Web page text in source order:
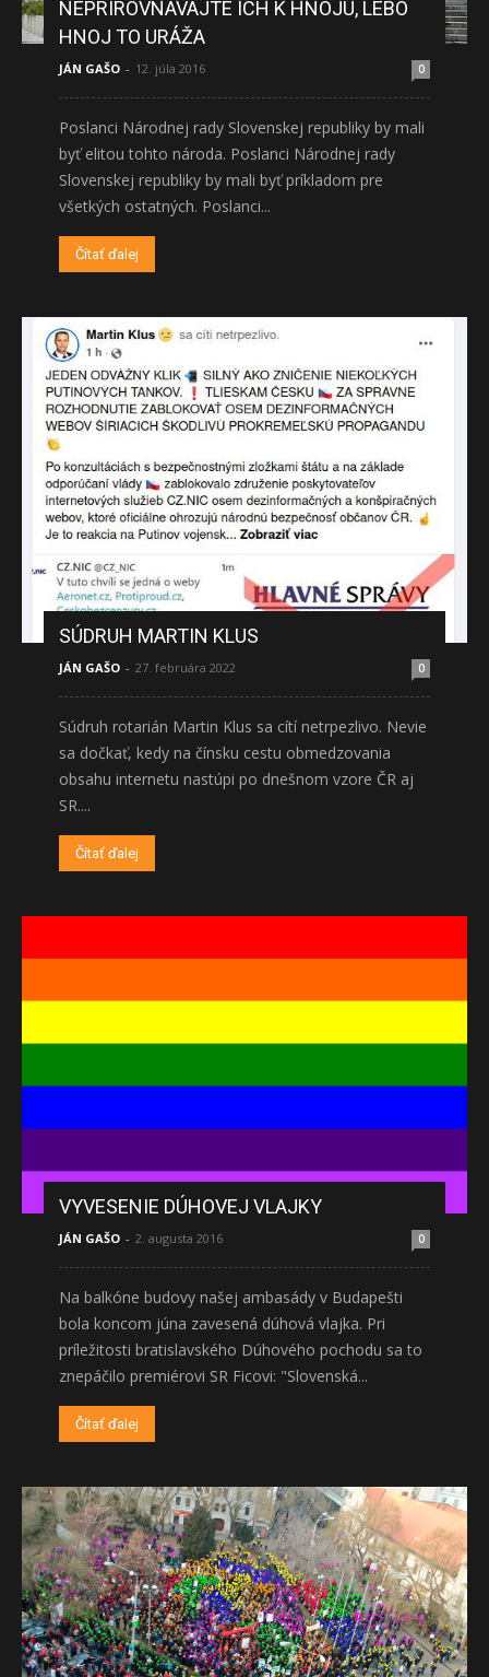
NEPRIROVNÁVAJTE ICH K HNOJU, LEBO
HNOJ TO URÁŽA
JÁN GAŠO - 12. júla 2016 0
Poslanci Národnej rady Slovenskej republiky by mali
byť elitou tohto národa. Poslanci Národnej rady
Slovenskej republiky by mali byť príkladom pre
všetkých ostatných. Poslanci...
Čítať ďalej
SÚDRUH MARTIN KLUS
JÁN GAŠO - 27. februára 2022 0
Súdruh rotarián Martin Klus sa cítí netrpezlivo. Nevie
sa dočkať, kedy na čínsku cestu obmedzovania
obsahu internetu nastúpi po dnešnom vzore ČR aj
SR....
Čítať ďalej
VYVESENIE DÚHOVEJ VLAJKY
JÁN GAŠO - 2. augusta 2016 0
Na balkóne budovy našej ambasády v Budapešti
bola koncom júna zavesená dúhová vlajka. Pri
príležitosti bratislavského Dúhového pochodu sa to
znepáčilo premiérovi SR Ficovi: "Slovenská...
Čítať ďalej